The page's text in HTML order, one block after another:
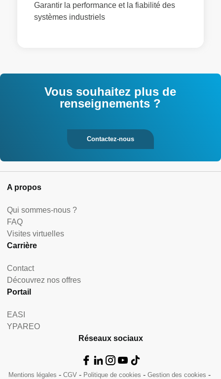
Garantir la performance et la fiabilité des
systèmes industriels
Vous souhaitez plus de
renseignements ?
Contactez-nous
A propos
Qui sommes-nous ?
FAQ
Visites virtuelles
Carrière
Contact
Découvrez nos offres
Portail
EASI
YPAREO
Réseaux sociaux
Mentions légales CGV Politique de cookies Gestion des cookies